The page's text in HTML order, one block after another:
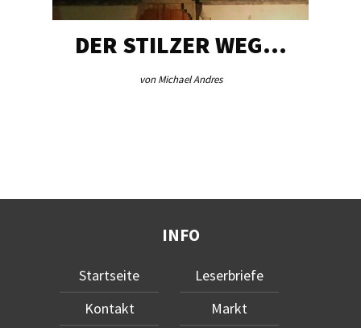
DER STILZER WEG…
von Michael Andres
INFO
Startseite
Kontakt
Leserbriefe
Markt